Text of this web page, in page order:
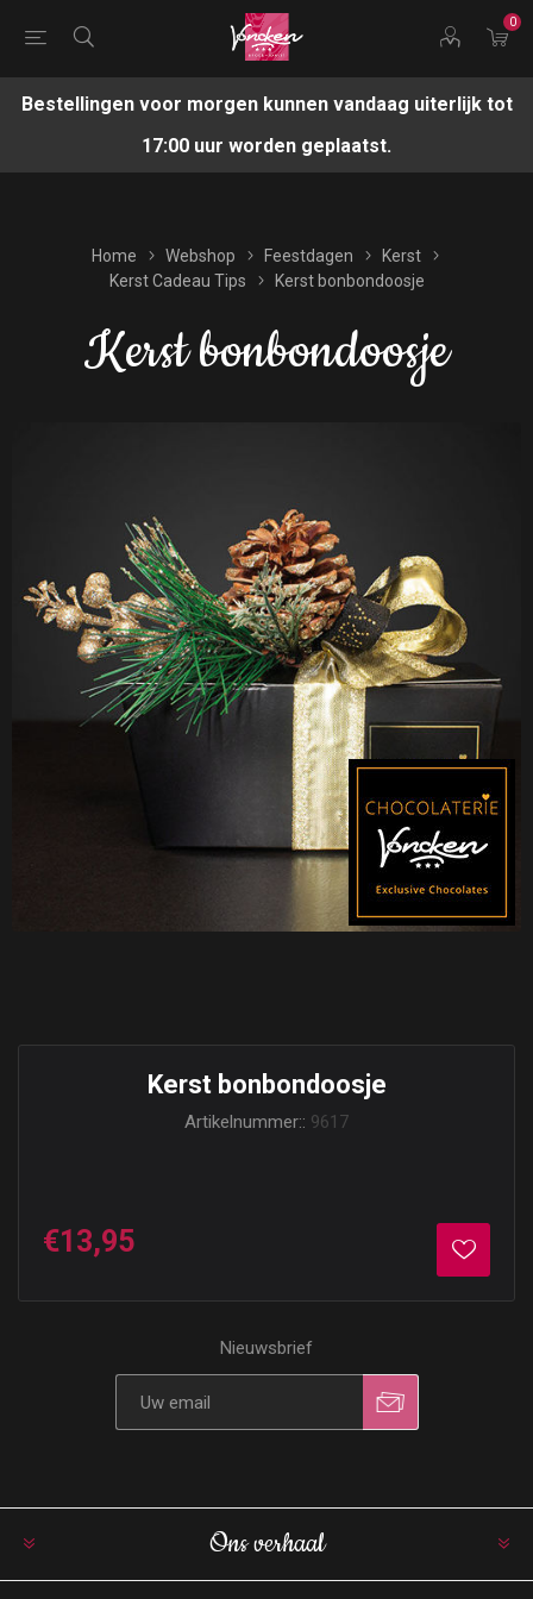
0
Bestellingen voor morgen kunnen vandaag uiterlijk tot
17:00 uur worden geplaatst.
Home Webshop Feestdagen
Kerst
Kerst Cadeau Tips
Kerst bonbondoosje
Kerst bonbondoosje
Kerst bonbondoosje
Artikelnummer:: 9617
€13,95
Nieuwsbrief
Ons verhaal